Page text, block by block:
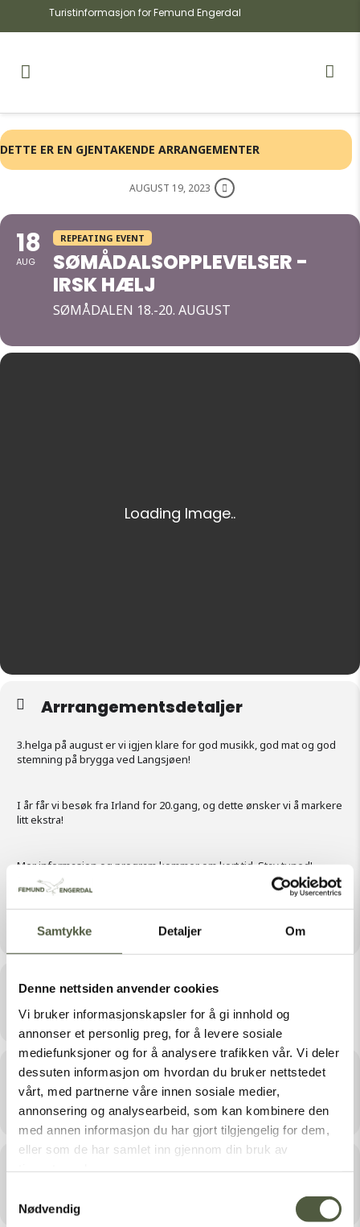
Samtykke Detaljer Om
Denne nettsiden anvender cookies
Vi bruker informasjonskapsler for å gi innhold og
annonser et personlig preg, for å levere sosiale
mediefunksjoner og for å analysere trafikken vår. Vi deler
dessuten informasjon om hvordan du bruker nettstedet
vårt, med partnerne våre innen sosiale medier,
annonsering og analysearbeid, som kan kombinere den
med annen informasjon du har gjort tilgjengelig for dem,
eller som de har samlet inn gjennom din bruk av
Nødvendig
Turistinformasjon for Femund Engerdal
DETTE ER EN GJENTAKENDE ARRANGEMENTER
AUGUST 19, 2023
18
AUG
REPEATING EVENT
SØMÅDALSOPPLEVELSER -
IRSK HÆLJ
SØMÅDALEN 18.-20. AUGUST
Arrrangementsdetaljer
3.helga på august er vi igjen klare for god musikk, god mat og god
stemning på brygga ved Langsjøen!
I år får vi besøk fra Irland for 20.gang, og dette ønsker vi å markere
litt ekstra!
Mer informasjon og program kommer om kort tid. Stay tuned!
Mer info kommerhttps://www.facebook.com/somadalsopplevelser
Tid
August 18, 2023 Hele dagen
Sted
Johnsgård Turistsenter
Arrangør